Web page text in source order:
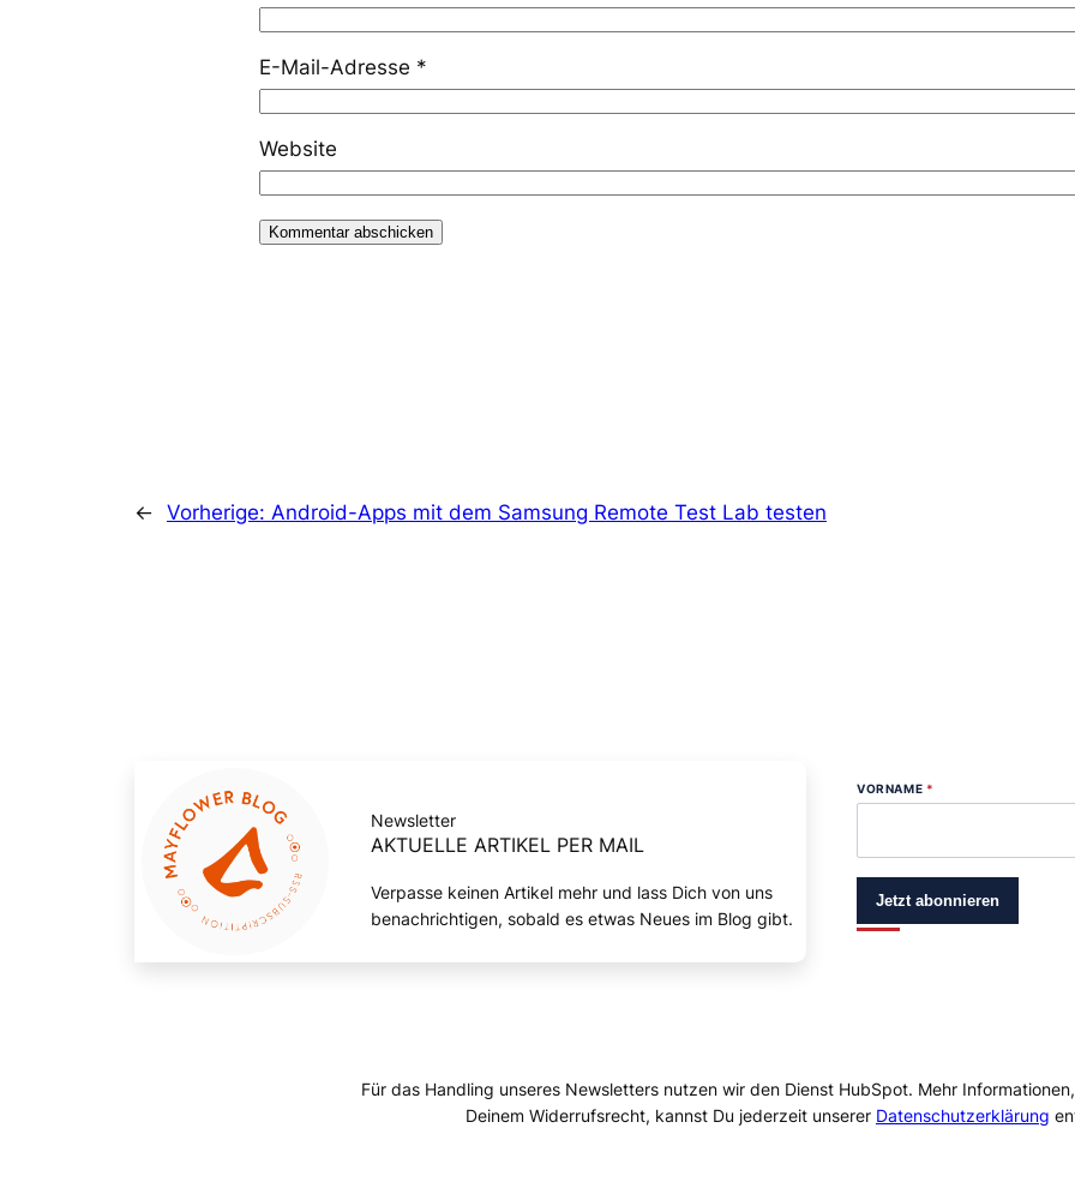
E-Mail-Adresse *
Website
← Vorherige: Android-Apps mit dem Samsung Remote Test Lab testen
Newsletter
AKTUELLE ARTIKEL PER MAIL
Verpasse keinen Artikel mehr und lass Dich von uns
benachrichtigen, sobald es etwas Neues im Blog gibt.
VORNAME *
Jetzt abonnieren
Für das Handling unseres Newsletters nutzen wir den Dienst HubSpot. Mehr
Deinem Widerrufsrecht, kannst Du jederzeit unserer Datenschutzerklärung